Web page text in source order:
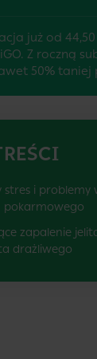
już od 44,50
Z roczną
50% taniej
stres i problemy
pokarmowego
zapalenie
drażliwego